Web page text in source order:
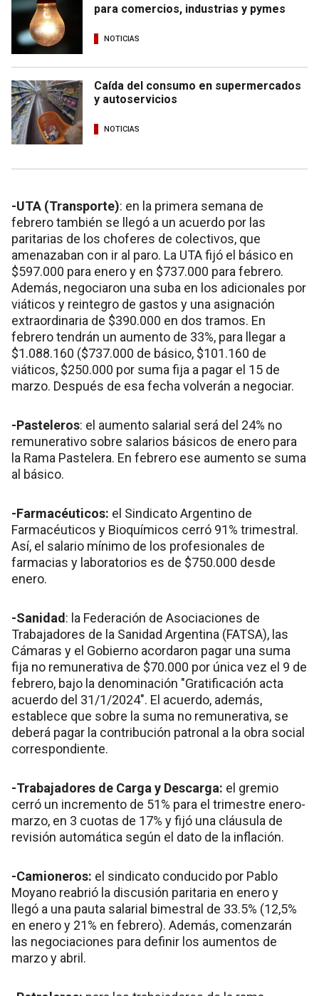
para comercios, industrias y pymes
NOTICIAS
Caída del consumo en supermercados
y autoservicios
NOTICIAS
-UTA (Transporte): en la primera semana de
febrero también se llegó a un acuerdo por las
paritarias de los choferes de colectivos, que
amenazaban con ir al paro. La UTA fijó el básico en
$597.000 para enero y en $737.000 para febrero.
Además, negociaron una suba en los adicionales por
viáticos y reintegro de gastos y una asignación
extraordinaria de $390.000 en dos tramos. En
febrero tendrán un aumento de 33%, para llegar a
$1.088.160 ($737.000 de básico, $101.160 de
viáticos, $250.000 por suma fija a pagar el 15 de
marzo. Después de esa fecha volverán a negociar.
-Pasteleros: el aumento salarial será del 24% no
remunerativo sobre salarios básicos de enero para
la Rama Pastelera. En febrero ese aumento se suma
al básico.
-Farmacéuticos: el Sindicato Argentino de
Farmacéuticos y Bioquímicos cerró 91% trimestral.
Así, el salario mínimo de los profesionales de
farmacias y laboratorios es de $750.000 desde
enero.
-Sanidad: la Federación de Asociaciones de
Trabajadores de la Sanidad Argentina (FATSA), las
Cámaras y el Gobierno acordaron pagar una suma
fija no remunerativa de $70.000 por única vez el 9 de
febrero, bajo la denominación "Gratificación acta
acuerdo del 31/1/2024". El acuerdo, además,
establece que sobre la suma no remunerativa, se
deberá pagar la contribución patronal a la obra social
correspondiente.
-Trabajadores de Carga y Descarga: el gremio
cerró un incremento de 51% para el trimestre enero-
marzo, en 3 cuotas de 17% y fijó una cláusula de
revisión automática según el dato de la inflación.
-Camioneros: el sindicato conducido por Pablo
Moyano reabrió la discusión paritaria en enero y
llegó a una pauta salarial bimestral de 33.5% (12,5%
en enero y 21% en febrero). Además, comenzarán
las negociaciones para definir los aumentos de
marzo y abril.